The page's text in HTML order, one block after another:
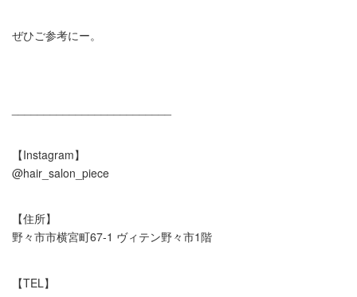
ぜひご参考にー。
【Instagram】
@hair_salon_piece
【住所】
野々市市横宮町67-1 ヴィテン野々市1階
【TEL】